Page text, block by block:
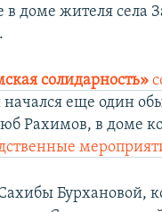
в доме жителя села
солидарность»
еще один
Рахимов, в доме
Бурхановой,